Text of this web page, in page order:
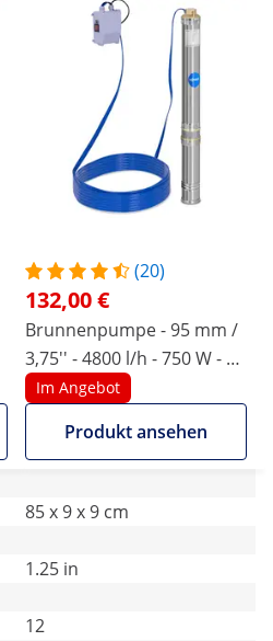
(20)
132,00 €
Brunnenpumpe - 95 mm /
3,75'' - 4800 l/h - 750 W - 20
m Kabel / 91 m
Förderhöhe - Edelstahl
Im Angebot
Produkt ansehen
85 x 9 x 9 cm
1.25 in
12